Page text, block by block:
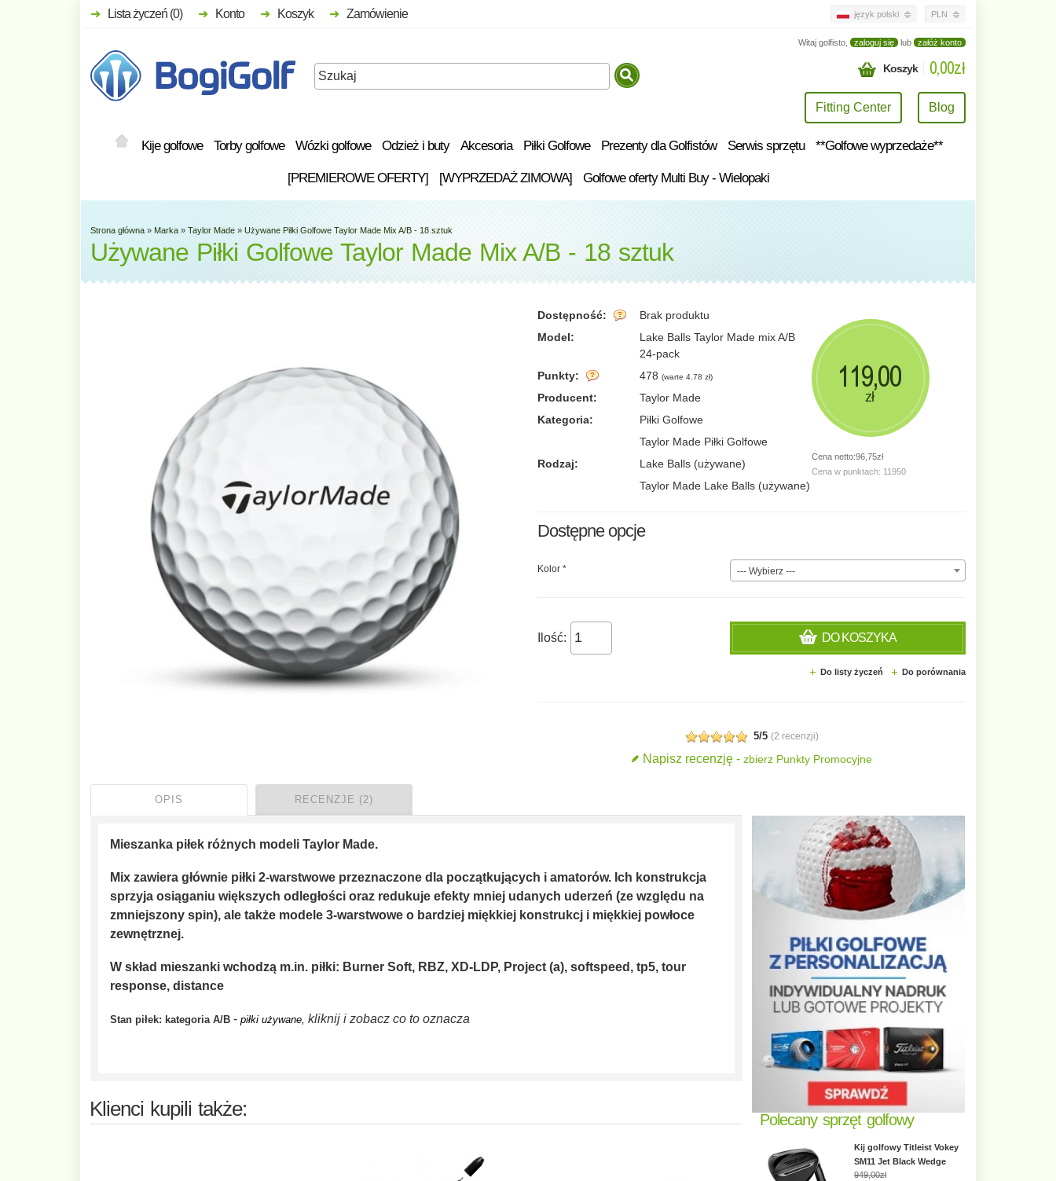
Witaj golfisto, zaloguj się lub załóż konto
Koszyk 0,00zł
Fitting Center Blog
Kije golfowe Torby golfowe Wózki golfowe Odzież i buty Akcesoria Piłki Golfowe Prezenty dla Golfistów Serwis sprzętu **Golfowe wyprzedaże**
[PREMIEROWE OFERTY] [WYPRZEDAŻ ZIMOWA] Golfowe oferty Multi Buy - Wielopaki
Lista życzeń (0) Konto Koszyk Zamówienie język polski PLN
Strona główna » Marka » Taylor Made » Używane Piłki Golfowe Taylor Made Mix A/B - 18 sztuk
Używane Piłki Golfowe Taylor Made Mix A/B - 18 sztuk
Dostępność:
Brak produktu
Model:
Lake Balls Taylor Made mix A/B
24-pack
Punkty:
478 (warte 4.78 zł)
Producent:
Taylor Made
Kategoria:
Piłki Golfowe
Taylor Made Piłki Golfowe
Rodzaj:
Lake Balls (używane)
Taylor Made Lake Balls (używane)
Cena netto:96,75zł
Cena w punktach: 11950
119,00
zł
Dostępne opcje
Kolor * --- Wybierz ---
Ilość: DO KOSZYKA
Do listy życzeń Do porównania
5/5 (2 recenzji)
Napisz recenzję - zbierz Punkty Promocyjne
OPIS RECENZJE (2)
Mieszanka piłek różnych modeli Taylor Made.
Mix zawiera głównie piłki 2-warstwowe przeznaczone dla początkujących i amatorów. Ich konstrukcja
sprzyja osiąganiu większych odległości oraz redukuje efekty mniej udanych uderzeń (ze względu na
zmniejszony spin), ale także modele 3-warstwowe o bardziej miękkiej konstrukcj i miękkiej powłoce
zewnętrznej.
W skład mieszanki wchodzą m.in. piłki: Burner Soft, RBZ, XD-LDP, Project (a), softspeed, tp5, tour
response, distance
Stan piłek: kategoria A/B - piłki używane, kliknij i zobacz co to oznacza
Klienci kupili także: Polecany sprzęt golfowy
Kij golfowy Titleist Vokey
SM11 Jet Black Wedge
949,00zł